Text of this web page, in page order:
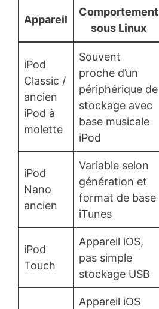
Appareil
Comportement
sous Linux
iPod
Classic /
ancien
iPod à
molette
Souvent
proche d’un
périphérique de
stockage avec
base musicale
iPod
iPod
Nano
ancien
Variable selon
génération et
format de base
iTunes
iPod
Touch
Appareil iOS,
pas simple
stockage USB
Appareil iOS